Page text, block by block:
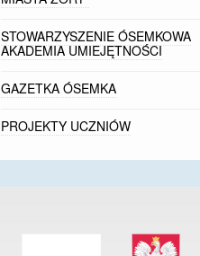
STOWARZYSZENIE ÓSEMKOWA
AKADEMIA UMIEJĘTNOŚCI
GAZETKA ÓSEMKA
PROJEKTY UCZNIÓW